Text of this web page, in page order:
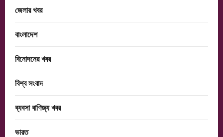
জেলার খবর
বাংলাদেশ
বিনোদনের খবর
বিশ্ব সংবাদ
ব্যবসা বাণিজ্য খবর
ভারত